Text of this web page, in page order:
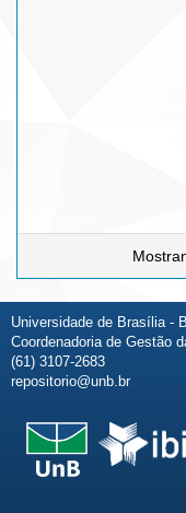
Universidade de Brasília -
Coordenadoria de Gestão
(61) 3107-2683
repositorio@unb.br